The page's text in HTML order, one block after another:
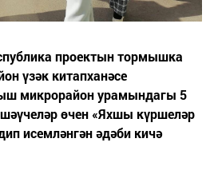
проектын тормышка
үзәк китапханәсе
микрорайон урамындагы 5
өчен «Яхшы күршеләр
исемләнгән әдәби кичә